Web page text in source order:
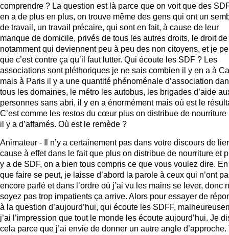
comprendre ? La question est là parce que on voit que des
en a de plus en plus, on trouve même des gens qui ont un
de travail, un travail précaire, qui sont en fait, à cause de leur
manque de domicile, privés de tous les autres droits, le droit de
notamment qui deviennent peu à peu des non citoyens, et je
que c’est contre ça qu’il faut lutter. Qui écoute les SDF ? Les
associations sont pléthoriques je ne sais combien il y en a à
mais à Paris il y a une quantité phénoménale d’association
tous les domaines, le métro les autobus, les brigades d’aide
personnes sans abri, il y en a énormément mais où est le
C’est comme les restos du cœur plus on distribue de nourriture
il y a d’affamés. Où est le remède ?
Animateur - Il n’y a certainement pas dans votre discours de
cause à effet dans le fait que plus on distribue de nourriture et
y a de SDF, on a bien tous compris ce que vous voulez dire.
que faire se peut, je laisse d’abord la parole à ceux qui n’ont
encore parlé et dans l’ordre où j’ai vu les mains se lever, donc
soyez pas trop impatients ça arrive. Alors pour essayer de
à la question d’aujourd’hui, qui écoute les SDFF,
j’ai l’impression que tout le monde les écoute aujourd’hui. Je
cela parce que j’ai envie de donner un autre angle d’approche.